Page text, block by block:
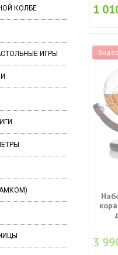
КОЛБЕ
ИГРЫ
1
3